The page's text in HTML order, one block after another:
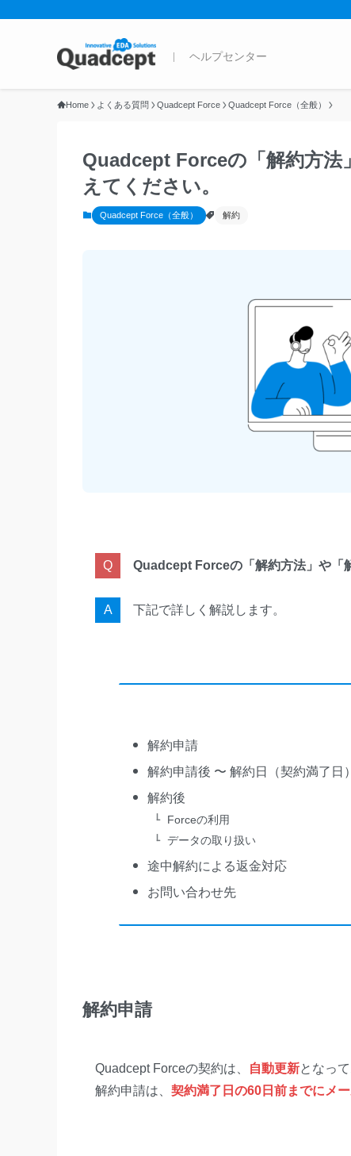
Home よくある質問 Quadcept Force Quadcept Force（全般）
Quadcept Forceの「解約方法
えてください。
Quadcept Force（全般） 解約
Quadcept Forceの「解約方法」や「
下記で詳しく解説します。
解約申請
解約申請後 〜 解約日（契約満了日
解約後
Forceの利用
データの取り扱い
途中解約による返金対応
お問い合わせ先
解約申請
Quadcept Forceの契約は、 自動更新となっ
解約申請は、 契約満了日の60日前までにメ